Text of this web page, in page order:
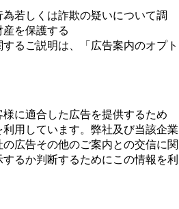
若しくは詐欺の疑いについて調
を保護する
るご説明は、「広告案内のオプト
に適合した広告を提供するため
用しています。弊社及び当該企業
広告その他のご案内との交信に関
るか判断するためにこの情報を利